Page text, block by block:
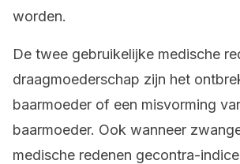
worden.
De twee gebruikelijke medische
draagmoederschap zijn het
baarmoeder of een misvorming
baarmoeder. Ook wanneer
medische redenen gecontra-